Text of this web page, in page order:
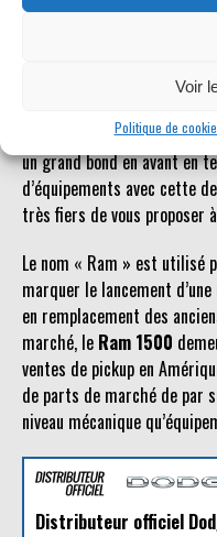
Voir
Politique de
normes en vigueur afin de
Chaque véhicule est
en Europe. Plus accessible
un grand bond en avant en
d’équipements avec cette
très fiers de vous proposer
Le nom « Ram » est utilisé
marquer le lancement
en remplacement des
marché, le Ram 1500
ventes de pickup en
de parts de marché de par
niveau mécanique
Distributeur officiel